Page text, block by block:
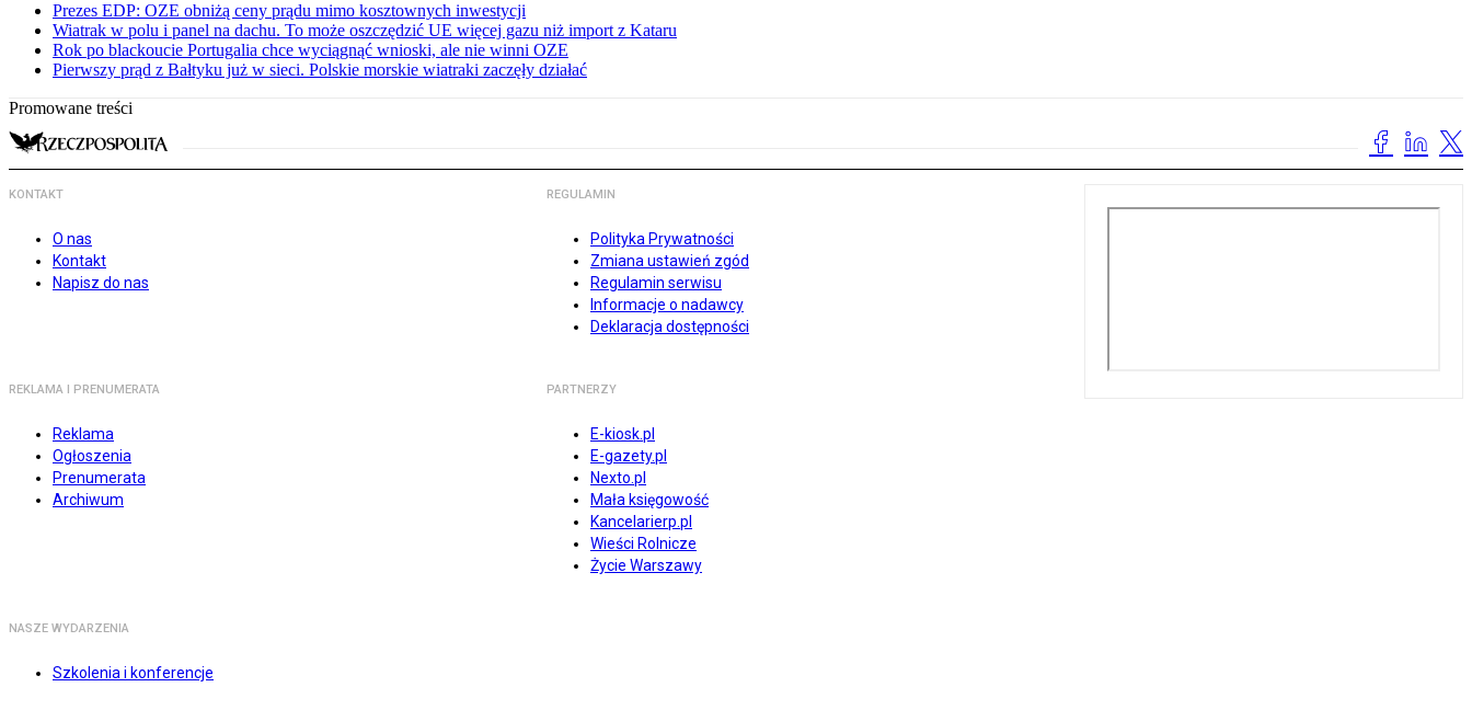
Prezes EDP: OZE obniżą ceny prądu mimo kosztownych inwestycji
Wiatrak w polu i panel na dachu. To może oszczędzić UE więcej gazu niż import z Kataru
Rok po blackoucie Portugalia chce wyciągnąć wnioski, ale nie winni OZE
Pierwszy prąd z Bałtyku już w sieci. Polskie morskie wiatraki zaczęły działać
Promowane treści
KONTAKT
O nas
Kontakt
Napisz do nas
REGULAMIN
Polityka Prywatności
Zmiana ustawień zgód
Regulamin serwisu
Informacje o nadawcy
Deklaracja dostępności
REKLAMA I PRENUMERATA
Reklama
Ogłoszenia
Prenumerata
Archiwum
PARTNERZY
E-kiosk.pl
E-gazety.pl
Nexto.pl
Mała księgowość
Kancelarierp.pl
Wieści Rolnicze
Życie Warszawy
NASZE WYDARZENIA
Szkolenia i konferencje